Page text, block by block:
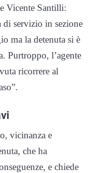
Vicente Santilli:
di servizio in sezione
ma la detenuta si è
Purtroppo, l’agente
ricorrere al
vicinanza e
che ha
e chiede